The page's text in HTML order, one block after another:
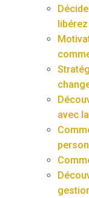
avec